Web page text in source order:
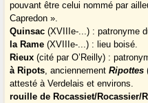
pouvant être celui nommé par
Capredon ».
Quinsac (XVIIIe-...) : patronyme
la Rame (XVIIIe-...) : lieu boisé.
Rieux (cité par O’Reilly) :
à Ripots, anciennementRipottes
attesté à Verdelais et environs.
rouille de Rocassiet/Rocassier/